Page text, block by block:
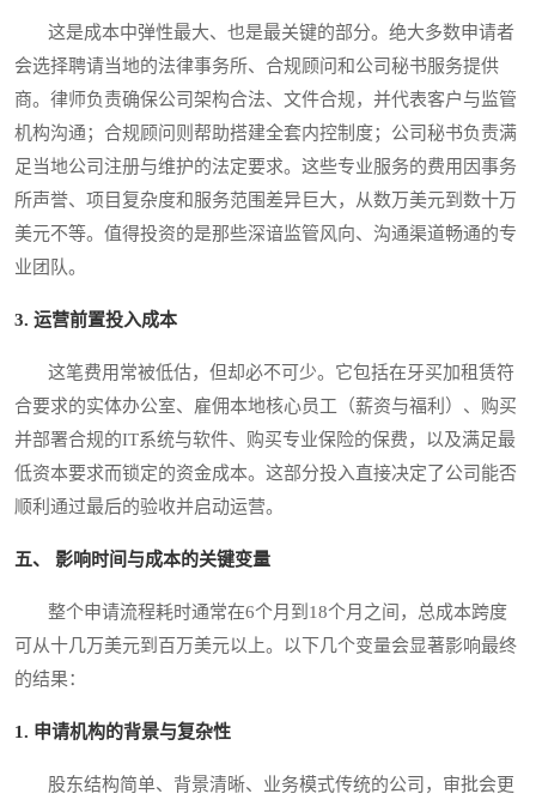
这是成本中弹性最大、也是最关键的部分。绝大多数申请者
会选择聘请当地的法律事务所、合规顾问和公司秘书服务提供
商。律师负责确保公司架构合法、文件合规，并代表客户与监管
机构沟通；合规顾问则帮助搭建全套内控制度；公司秘书负责满
足当地公司注册与维护的法定要求。这些专业服务的费用因事务
所声誉、项目复杂度和服务范围差异巨大，从数万美元到数十万
美元不等。值得投资的是那些深谙监管风向、沟通渠道畅通的专
业团队。
3. 运营前置投入成本
这笔费用常被低估，但却必不可少。它包括在牙买加租赁符
合要求的实体办公室、雇佣本地核心员工（薪资与福利）、购买
并部署合规的IT系统与软件、购买专业保险的保费，以及满足最
低资本要求而锁定的资金成本。这部分投入直接决定了公司能否
顺利通过最后的验收并启动运营。
五、 影响时间与成本的关键变量
整个申请流程耗时通常在6个月到18个月之间，总成本跨度
可从十几万美元到百万美元以上。以下几个变量会显著影响最终
的结果：
1. 申请机构的背景与复杂性
股东结构简单、背景清晰、业务模式传统的公司，审批会更